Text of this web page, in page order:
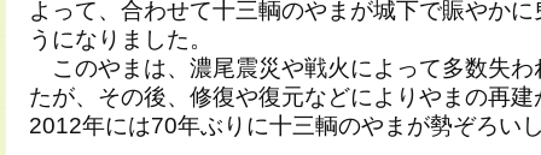
よって、合わせて十三輌のやまが城下で賑やか
うになりました。
このやまは、濃尾震災や戦火によって多数失わ
たが、その後、修復や復元などによりやまの再
2012年には70年ぶりに十三輌のやまが勢ぞろい